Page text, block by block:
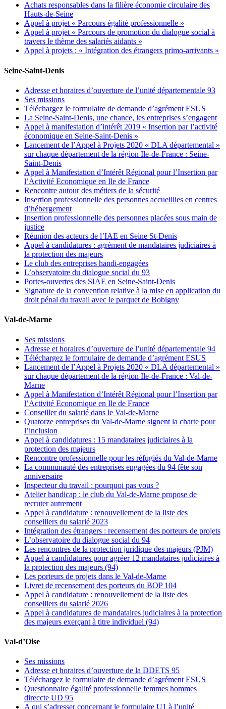
Achats responsables dans la filière économie circulaire des
Hauts-de-Seine
Appel à projet « Parcours égalité professionnelle »
Appel à projet « Parcours de promotion du dialogue social à
travers le thème des salariés aidants »
Appel à projets : « Intégration des étrangers primo-arrivants »
Seine-Saint-Denis
Adresse et horaires d’ouverture de l’unité départementale 93
Ses missions
Téléchargez le formulaire de demande d’agrément ESUS
La Seine-Saint-Denis, une chance, les entreprises s’engagent
Appel à manifestation d’intérêt 2019 « Insertion par l’activité
économique en Seine-Saint-Denis »
Lancement de l’Appel à Projets 2020 « DLA départemental »
sur chaque département de la région Ile-de-France : Seine-
Saint-Denis
Appel à Manifestation d’Intérêt Régional pour l’Insertion par
l’Activité Economique en Ile de France
Rencontre autour des métiers de la sécurité
Insertion professionnelle des personnes accueillies en centres
d’hébergement
Insertion professionnelle des personnes placées sous main de
justice
Réunion des acteurs de l’IAE en Seine St-Denis
Appel à candidatures : agrément de mandataires judiciaires à
la protection des majeurs
Le club des entreprises handi-engagées
L’observatoire du dialogue social du 93
Portes-ouvertes des SIAE en Seine-Saint-Denis
Signature de la convention relative à la mise en application du
droit pénal du travail avec le parquet de Bobigny
Val-de-Marne
Ses missions
Adresse et horaires d’ouverture de l’unité départementale 94
Téléchargez le formulaire de demande d’agrément ESUS
Lancement de l’Appel à Projets 2020 « DLA départemental »
sur chaque département de la région Ile-de-France : Val-de-
Marne
Appel à Manifestation d’Intérêt Régional pour l’Insertion par
l’Activité Economique en Ile de France
Conseiller du salarié dans le Val-de-Marne
Quatorze entreprises du Val-de-Marne signent la charte pour
l’inclusion
Appel à candidatures : 15 mandataires judiciaires à la
protection des majeurs
Rencontre professionnelle pour les réfugiés du Val-de-Marne
La communauté des entreprises engagées du 94 fête son
anniversaire
Inspecteur du travail : pourquoi pas vous ?
Atelier handicap : le club du Val-de-Marne propose de
recruter autrement
Appel à candidature : renouvellement de la liste des
conseillers du salarié 2023
Intégration des étrangers : recensement des porteurs de projets
L’observatoire du dialogue social du 94
Les rencontres de la protection juridique des majeurs (PJM)
Appel à candidatures pour agréer 12 mandataires judiciaires à
la protection des majeurs (94)
Les porteurs de projets dans le Val-de-Marne
Livret de recensement des porteurs du BOP 104
Appel à candidature : renouvellement de la liste des
conseillers du salarié 2026
Appel à candidatures de mandataires judiciaires à la protection
des majeurs exerçant à titre individuel (94)
Val-d’Oise
Ses missions
Adresse et horaires d’ouverture de la DDETS 95
Téléchargez le formulaire de demande d’agrément ESUS
Questionnaire égalité professionnelle femmes hommes
direccte UD 95
A qui s’adresser concernant le formulaire U1 à l’unité